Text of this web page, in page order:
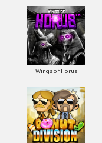
Wings of Horus